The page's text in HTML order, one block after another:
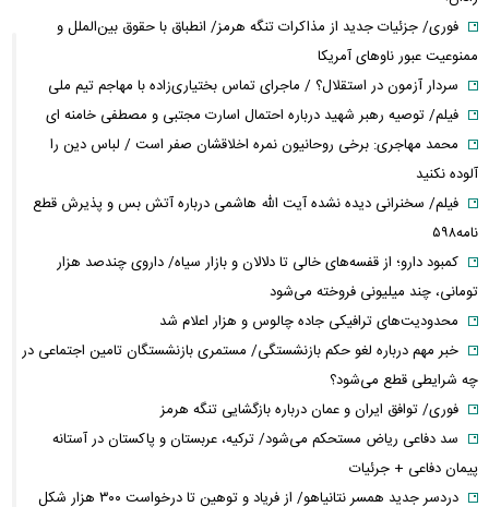
فوری/ جزئیات جدید از مذاکرات تنگه هرمز/ انطباق با حقوق بین‌الملل و
ممنوعیت عبور ناوهای آمریکا
سردار آزمون در استقلال؟ / ماجرای تماس بختیاری‌زاده با مهاجم تیم ملی
فیلم/ توصیه رهبر شهید درباره احتمال اسارت مجتبی و مصطفی خامنه ای
محمد مهاجری: برخی روحانیون نمره اخلاقشان صفر است / لباس دین را
آلوده نکنید
فیلم/ سخنرانی دیده نشده آیت الله هاشمی درباره آتش بس و پذیرش قطع
نامه۵۹۸
کمبود دارو؛ از قفسه‌های خالی تا دلالان و بازار سیاه/ داروی چندصد هزار
تومانی، چند میلیونی فروخته می‌شود
محدودیت‌های ترافیکی جاده چالوس و هزار اعلام شد
خبر مهم درباره لغو حکم بازنشستگی/ مستمری بازنشستگان تامین اجتماعی در
چه شرایطی قطع می‌شود؟
فوری/ توافق ایران و عمان درباره بازگشایی تنگه هرمز
سد دفاعی ریاض مستحکم می‌شود/ ترکیه، عربستان و پاکستان در آستانه
پیمان دفاعی + جرئیات
دردسر جدید همسر نتانیاهو/ از فریاد و توهین تا درخواست ۳۰۰ هزار شکل